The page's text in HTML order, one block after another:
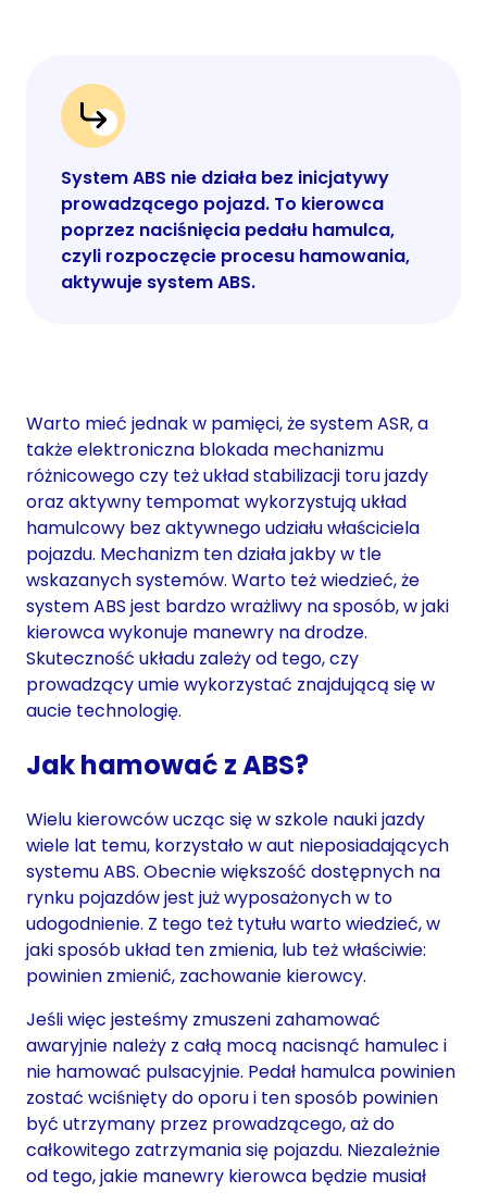
System ABS nie działa bez inicjatywy
prowadzącego pojazd. To kierowca
poprzez naciśnięcia pedału hamulca,
czyli rozpoczęcie procesu hamowania,
aktywuje system ABS.
Warto mieć jednak w pamięci, że system ASR, a
także elektroniczna blokada mechanizmu
różnicowego czy też układ stabilizacji toru jazdy
oraz aktywny tempomat wykorzystują układ
hamulcowy bez aktywnego udziału właściciela
pojazdu. Mechanizm ten działa jakby w tle
wskazanych systemów. Warto też wiedzieć, że
system ABS jest bardzo wrażliwy na sposób, w jaki
kierowca wykonuje manewry na drodze.
Skuteczność układu zależy od tego, czy
prowadzący umie wykorzystać znajdującą się w
aucie technologię.
Jak hamować z ABS?
Wielu kierowców ucząc się w szkole nauki jazdy
wiele lat temu, korzystało w aut nieposiadających
systemu ABS. Obecnie większość dostępnych na
rynku pojazdów jest już wyposażonych w to
udogodnienie. Z tego też tytułu warto wiedzieć, w
jaki sposób układ ten zmienia, lub też właściwie:
powinien zmienić, zachowanie kierowcy.
Jeśli więc jesteśmy zmuszeni zahamować
awaryjnie należy z całą mocą nacisnąć hamulec i
nie hamować pulsacyjnie. Pedał hamulca powinien
zostać wciśnięty do oporu i ten sposób powinien
być utrzymany przez prowadzącego, aż do
całkowitego zatrzymania się pojazdu. Niezależnie
od tego, jakie manewry kierowca będzie musiał